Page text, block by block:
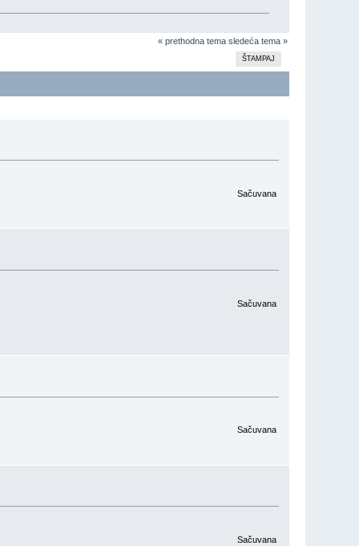
« prethodna tema sledeća tema »
ŠTAMPAJ
Sačuvana
Sačuvana
Sačuvana
Sačuvana